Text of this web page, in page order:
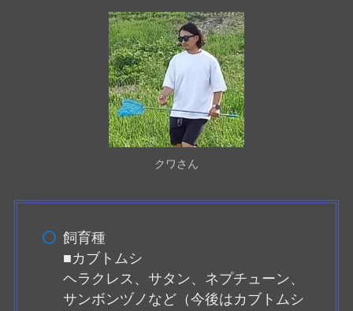
クワさん
飼育種
■カブトムシ
ヘラクレス、サタン、ネプチューン、
サンボンヅノなど（今後はカブトムシ